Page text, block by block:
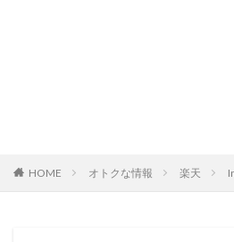
HOME オトクな情報 楽天